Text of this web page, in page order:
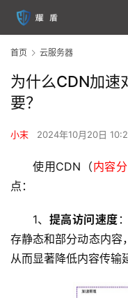
首页 云服务器
为什么CDN加速
要？
小末 2024年10月20日
使用CDN（内容
点：
1、 提高访问速度
存静态和部分动态内容
从而显著降低内容传输